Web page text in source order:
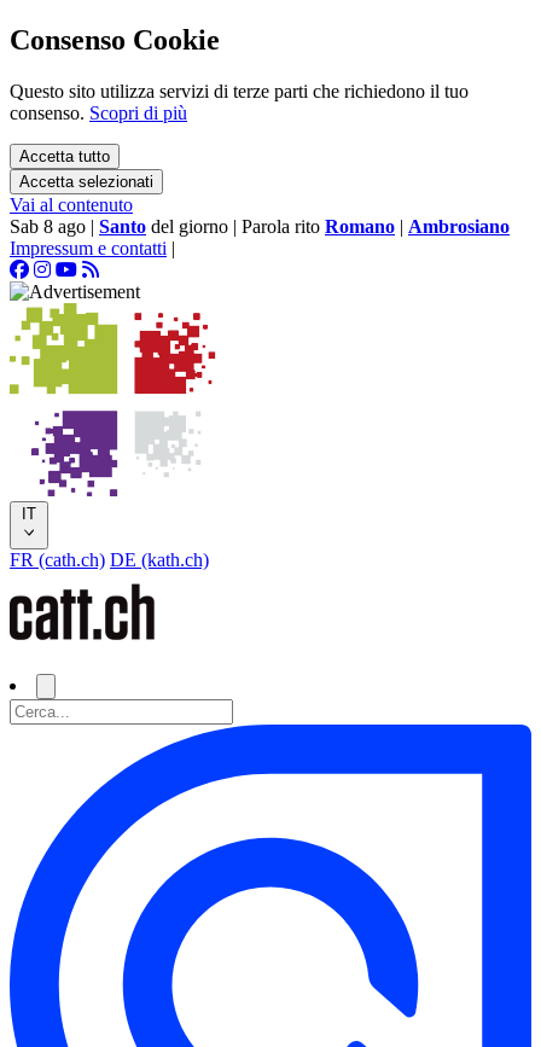
Consenso Cookie
Questo sito utilizza servizi di terze parti che richiedono il tuo
consenso. Scopri di più
Accetta tutto
Accetta selezionati
Vai al contenuto
Sab 8 ago | Santo del giorno | Parola rito Romano | Ambrosiano
Impressum e contatti |
IT
FR (cath.ch) DE (kath.ch)